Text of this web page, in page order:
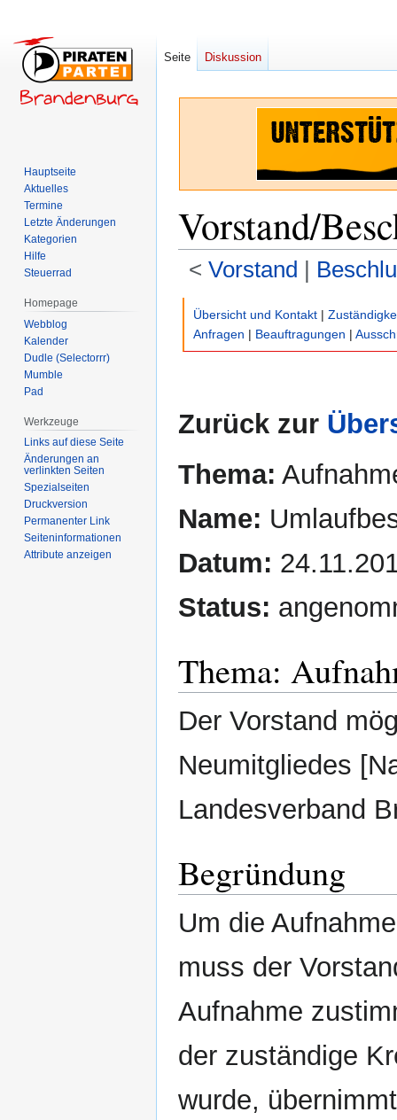
Vorstand/
< Vorstand ‎ |
Zur
springen
Zur
springen
Übersicht und Kontakt |
Anfragen | Beauftragungen |
Zurück zur
Thema:
Name:
Datum:
Status:
Thema:
Der Vorstand
Neumitgliedes
Landesverband
Begründung
Um die
muss der
Aufnahme
der zuständige
wurde,
Seite Diskussion
Hauptseite
Aktuelles
Termine
Letzte Änderungen
Kategorien
Hilfe
Steuerrad
Homepage
Webblog
Kalender
Dudle (Selectorrr)
Mumble
Pad
Werkzeuge
Links auf diese Seite
Änderungen an
verlinkten Seiten
Spezialseiten
Druckversion
Permanenter Link
Seiten­­informationen
Attribute anzeigen